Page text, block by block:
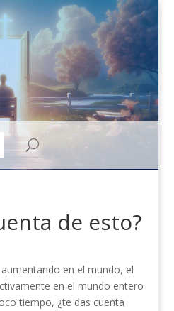
de esto?
en el mundo, el
en el mundo entero
tiempo, ¿te das cuenta